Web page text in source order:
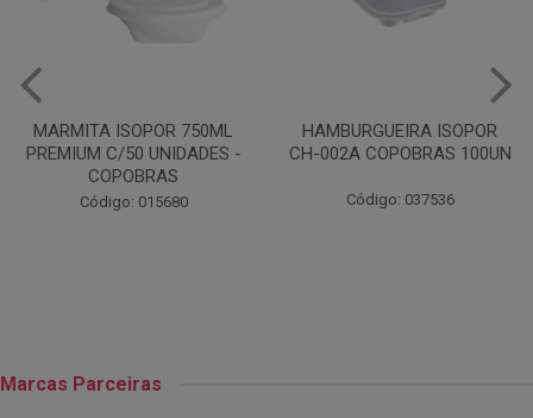
HAMBURGUEIRA ISOPOR
CH-002A COPOBRAS 100UN
Código: 037536
CAIXA PARDA PIZZA N30
OITAVADA BALUARTE C/10
Código: 001124
Marcas Parceiras